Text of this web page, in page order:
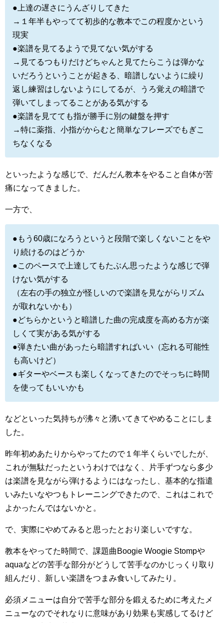
●上達の遅さにうんざりしてきた
→１年半もやってて初歩的な教本でこの程度かという
現実
●楽譜を見てるようで見てない気がする
→見てるつもりだけどちゃんと見てたらこうは弾かな
いだろうということが起きる、暗譜しないように繰り
返し練習はしないようにしてるが、うろ覚えの暗譜で
弾いてしまってることがある気がする
●楽譜を見てても指が勝手に別の鍵盤を押す
→特に薬指、小指がからむと簡単なフレーズでもぎこ
ちなくなる
といったような感じで、だんだん教本をやること自体が苦
痛になってきました。
一方で、
●もう60歳になろうというと段階で楽しくないことをや
り続けるのはどうか
●このペースで上達してもたぶん思ったような感じで弾
けない気がする
（左右の手の独立が怪しいので楽譜を見ながらリズム
が取れないかも）
●どちらかというと暗譜した曲の完成度を高める方が楽
しくて実がある気がする
●弾きたい曲があったら暗譜すればいい（忘れる可能性
も高いけど）
●ギターやベースも楽しくなってきたのでそっちに時間
を使ってもいいかも
などといった気持ちが沸々と湧いてきてやめることにしま
した。
昨年初めあたりからやってたので１年半くらいでしたが、
これが無駄だったというわけではなく、片手ずつなら多少
は楽譜を見ながら弾けるようにはなったし、基本的な指遣
いみたいなやつもトレーニングできたので、これはこれで
よかったんではないかと。
で、実際にやめてみると思ったとおり楽しいですな。
教本をやってた時間で、課題曲Boogie Woogie Stompや
aquaなどの苦手な部分がどうして苦手なのかじっくり取り
組んだり、新しい楽譜をつまみ食いしてみたり。
必須メニューは自分で苦手な部分を鍛えるために考えたメ
ニューなのでそれなりに意味があり効果も実感してるけど